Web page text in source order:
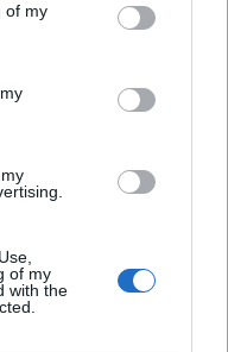
of my
of my
with the
ήταν ο Νίκος Κοτζιάς
αν γινόταν
πολιτική
Ξενοφώντα
Επιτροπή του ΣΥΡΙΖΑ
πολιτών. Ο
του κόμματος μας,
άλλο κόμμα
εξουσίες